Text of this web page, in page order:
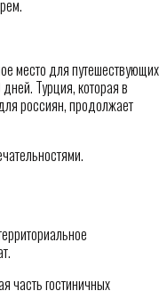
место для путешествующих
Турция, которая в
россиян, продолжает
часть гостиничных